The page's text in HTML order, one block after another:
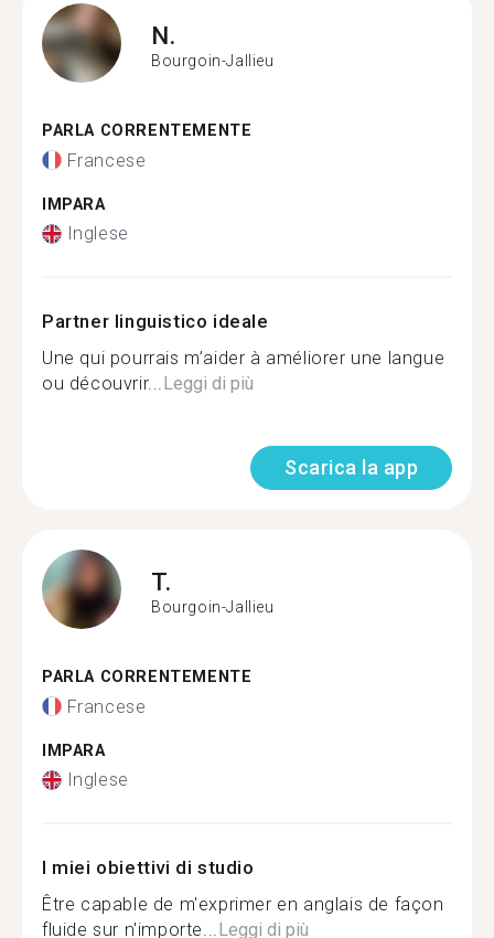
N.
Bourgoin-Jallieu
PARLA CORRENTEMENTE
Francese
IMPARA
Inglese
Partner linguistico ideale
Une qui pourrais m’aider à améliorer une langue
ou découvrir...Leggi di più
Scarica la app
T.
Bourgoin-Jallieu
PARLA CORRENTEMENTE
Francese
IMPARA
Inglese
I miei obiettivi di studio
Être capable de m'exprimer en anglais de façon
fluide sur n'importe...Leggi di più